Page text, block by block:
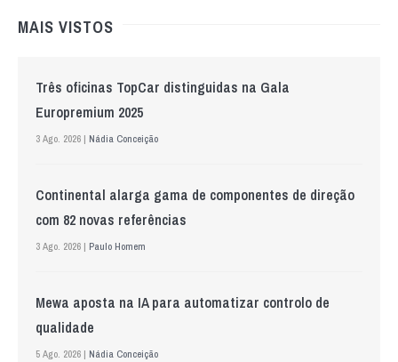
MAIS VISTOS
Três oficinas TopCar distinguidas na Gala
Europremium 2025
3 Ago. 2026 | Nádia Conceição
Continental alarga gama de componentes de direção
com 82 novas referências
3 Ago. 2026 | Paulo Homem
Mewa aposta na IA para automatizar controlo de
qualidade
5 Ago. 2026 | Nádia Conceição